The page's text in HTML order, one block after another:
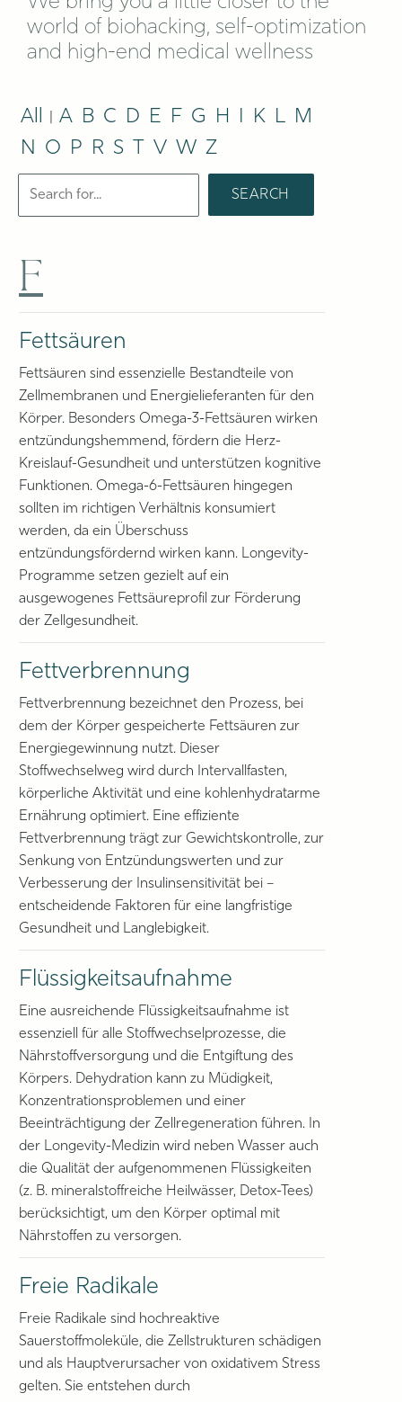
world of biohacking, self-optimization
and high-end medical wellness
All A B C D E F G H I K L M
N O P R S T V W Z
F
Fettsäuren
Fettsäuren sind essenzielle Bestandteile von
Zellmembranen und Energielieferanten für den
Körper. Besonders Omega-3-Fettsäuren wirken
entzündungshemmend, fördern die Herz-
Kreislauf-Gesundheit und unterstützen kognitive
Funktionen. Omega-6-Fettsäuren hingegen
sollten im richtigen Verhältnis konsumiert
werden, da ein Überschuss
entzündungsfördernd wirken kann. Longevity-
Programme setzen gezielt auf ein
ausgewogenes Fettsäureprofil zur Förderung
der Zellgesundheit.
Fettverbrennung
Fettverbrennung bezeichnet den Prozess, bei
dem der Körper gespeicherte Fettsäuren zur
Energiegewinnung nutzt. Dieser
Stoffwechselweg wird durch Intervallfasten,
körperliche Aktivität und eine kohlenhydratarme
Ernährung optimiert. Eine effiziente
Fettverbrennung trägt zur Gewichtskontrolle, zur
Senkung von Entzündungswerten und zur
Verbesserung der Insulinsensitivität bei –
entscheidende Faktoren für eine langfristige
Gesundheit und Langlebigkeit.
Flüssigkeitsaufnahme
Eine ausreichende Flüssigkeitsaufnahme ist
essenziell für alle Stoffwechselprozesse, die
Nährstoffversorgung und die Entgiftung des
Körpers. Dehydration kann zu Müdigkeit,
Konzentrationsproblemen und einer
Beeinträchtigung der Zellregeneration führen. In
der Longevity-Medizin wird neben Wasser auch
die Qualität der aufgenommenen Flüssigkeiten
(z. B. mineralstoffreiche Heilwässer, Detox-Tees)
berücksichtigt, um den Körper optimal mit
Nährstoffen zu versorgen.
Freie Radikale
Freie Radikale sind hochreaktive
Sauerstoffmoleküle, die Zellstrukturen schädigen
und als Hauptverursacher von oxidativem Stress
gelten. Sie entstehen durch